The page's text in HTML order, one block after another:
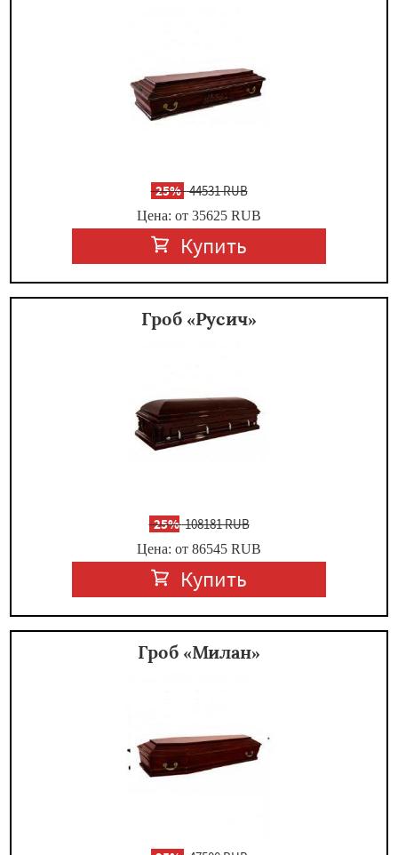
-25%44531 RUB
Цена: от 35625 RUB
Купить
Гроб «Русич»
-25%108181 RUB
Цена: от 86545 RUB
Купить
Гроб «Милан»